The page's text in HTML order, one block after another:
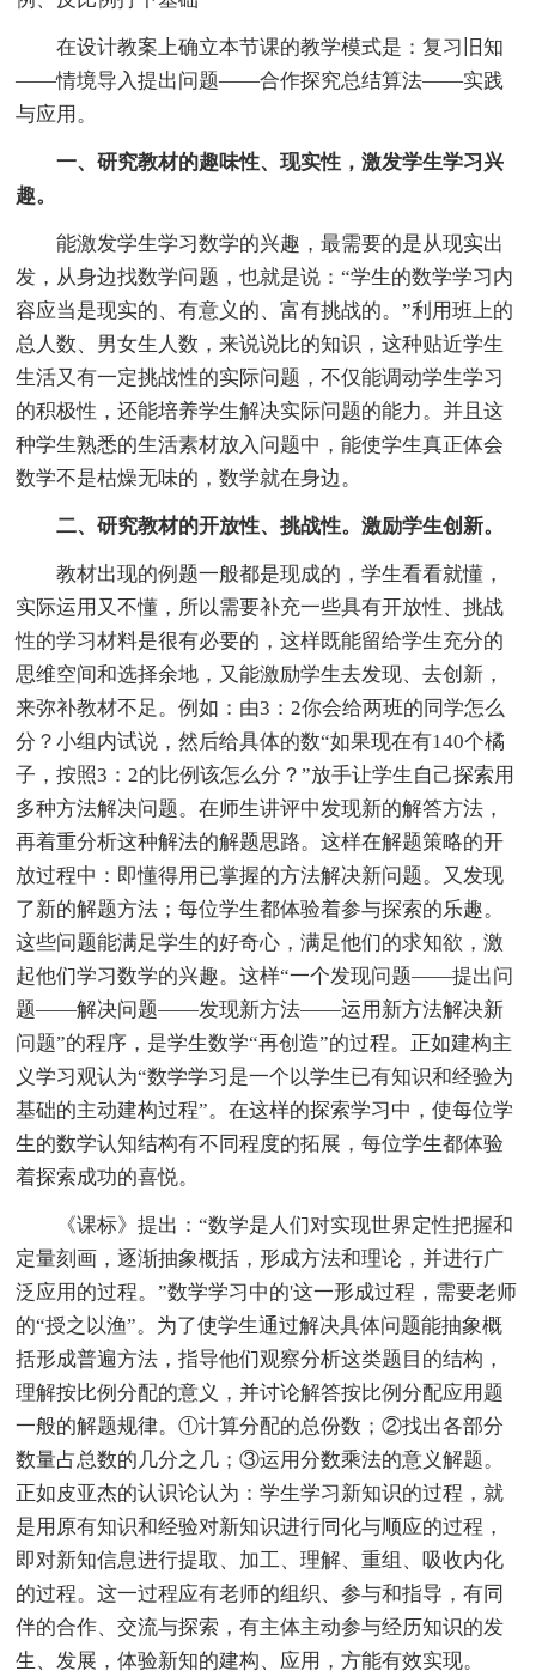
在设计教案上确立本节课的教学模式是：复习旧知
——情境导入提出问题——合作探究总结算法——实践
与应用。
一、研究教材的趣味性、现实性，激发学生学习兴
趣。
能激发学生学习数学的兴趣，最需要的是从现实出
发，从身边找数学问题，也就是说：“学生的数学学习内
容应当是现实的、有意义的、富有挑战的。”利用班上的
总人数、男女生人数，来说说比的知识，这种贴近学生
生活又有一定挑战性的实际问题，不仅能调动学生学习
的积极性，还能培养学生解决实际问题的能力。并且这
种学生熟悉的生活素材放入问题中，能使学生真正体会
数学不是枯燥无味的，数学就在身边。
二、研究教材的开放性、挑战性。激励学生创新。
教材出现的例题一般都是现成的，学生看看就懂，
实际运用又不懂，所以需要补充一些具有开放性、挑战
性的学习材料是很有必要的，这样既能留给学生充分的
思维空间和选择余地，又能激励学生去发现、去创新，
来弥补教材不足。例如：由3：2你会给两班的同学怎么
分？小组内试说，然后给具体的数“如果现在有140个橘
子，按照3：2的比例该怎么分？”放手让学生自己探索用
多种方法解决问题。在师生讲评中发现新的解答方法，
再着重分析这种解法的解题思路。这样在解题策略的开
放过程中：即懂得用已掌握的方法解决新问题。又发现
了新的解题方法；每位学生都体验着参与探索的乐趣。
这些问题能满足学生的好奇心，满足他们的求知欲，激
起他们学习数学的兴趣。这样“一个发现问题——提出问
题——解决问题——发现新方法——运用新方法解决新
问题”的程序，是学生数学“再创造”的过程。正如建构主
义学习观认为“数学学习是一个以学生已有知识和经验为
基础的主动建构过程”。在这样的探索学习中，使每位学
生的数学认知结构有不同程度的拓展，每位学生都体验
着探索成功的喜悦。
《课标》提出：“数学是人们对实现世界定性把握和
定量刻画，逐渐抽象概括，形成方法和理论，并进行广
泛应用的过程。”数学学习中的'这一形成过程，需要老师
的“授之以渔”。为了使学生通过解决具体问题能抽象概
括形成普遍方法，指导他们观察分析这类题目的结构，
理解按比例分配的意义，并讨论解答按比例分配应用题
一般的解题规律。①计算分配的总份数；②找出各部分
数量占总数的几分之几；③运用分数乘法的意义解题。
正如皮亚杰的认识论认为：学生学习新知识的过程，就
是用原有知识和经验对新知识进行同化与顺应的过程，
即对新知信息进行提取、加工、理解、重组、吸收内化
的过程。这一过程应有老师的组织、参与和指导，有同
伴的合作、交流与探索，有主体主动参与经历知识的发
生、发展，体验新知的建构、应用，方能有效实现。